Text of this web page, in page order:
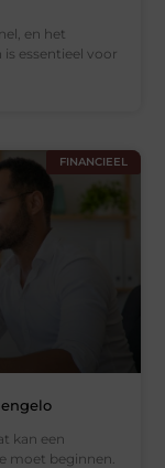
en het
essentieel voor
FINANCIEEL
kan een
moet beginnen.